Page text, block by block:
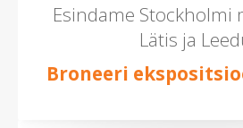
Esindame Stockholmi
Lätis ja
Broneeri